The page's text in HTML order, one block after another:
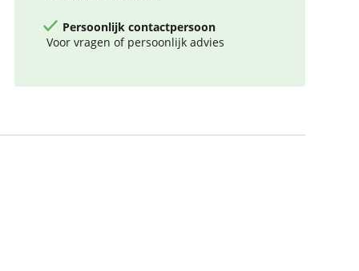
Persoonlijk contactpersoon
Voor vragen of persoonlijk advies